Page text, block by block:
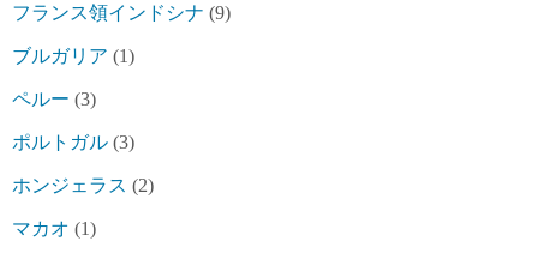
フランス領インドシナ (9)
ブルガリア (1)
ペルー (3)
ポルトガル (3)
ホンジェラス (2)
マカオ (1)